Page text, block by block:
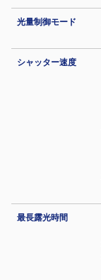
光量制御モード
シャッター速度
最長露光時間